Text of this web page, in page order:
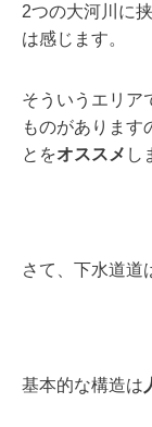
2つの大河川に
は感じます。
そういうエリア
ものがあります
とをオススメ し
さて、下水道道
基本的な構造は